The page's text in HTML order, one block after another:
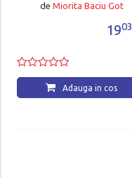
de Miorita Baciu Got
1903
Adauga in cos